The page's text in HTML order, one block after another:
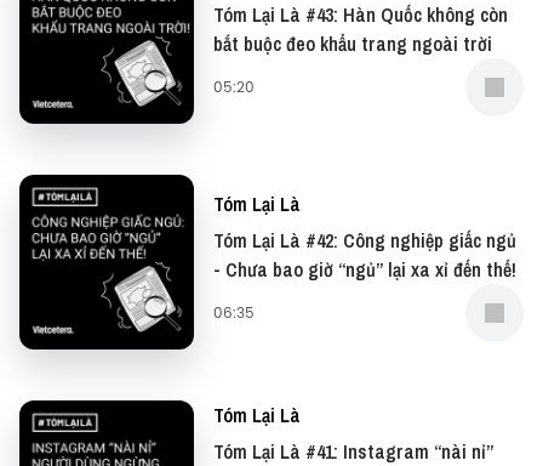
Tóm Lại Là #43: Hàn Quốc không còn
bắt buộc đeo khẩu trang ngoài trời
05:20
Tóm Lại Là
Tóm Lại Là #42: Công nghiệp giấc ngủ
- Chưa bao giờ “ngủ” lại xa xỉ đến thế!
06:35
Tóm Lại Là
Tóm Lại Là #41: Instagram “nài nỉ”